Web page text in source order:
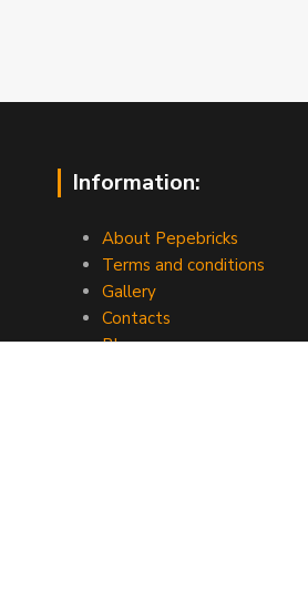
Information:
About Pepebricks
Terms and conditions
Gallery
Contacts
Blog